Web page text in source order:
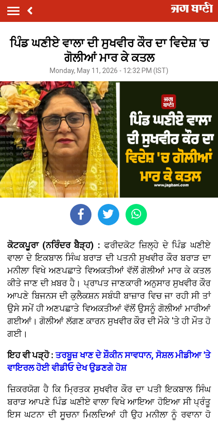
ਪਿੰਡ ਘਣੀਏ ਵਾਲਾ ਦੀ ਸੁਖਵੀਰ ਕੌਰ ਦਾ ਵਿਦੇਸ਼ 'ਚ
ਗੋਲੀਆਂ ਮਾਰ ਕੇ ਕਤਲ
Monday, May 11, 2026 - 12:32 PM (IST)
ਕੋਟਕਪੂਰਾ (ਨਰਿੰਦਰ ਬੈੜ੍ਹ) : ਫਰੀਦਕੋਟ ਜ਼ਿਲ੍ਹੇ ਦੇ ਪਿੰਡ ਘਣੀਏ
ਵਾਲਾ ਦੇ ਇਕਬਾਲ ਸਿੰਘ ਬਰਾੜ ਦੀ ਪਤਨੀ ਸੁਖਵੀਰ ਕੌਰ ਬਰਾੜ ਦਾ
ਮਨੀਲਾ ਵਿਖੇ ਅਣਪਛਾਤੇ ਵਿਅਕਤੀਆਂ ਵੱਲੋਂ ਗੋਲੀਆਂ ਮਾਰ ਕੇ ਕਤਲ
ਕੀਤੇ ਜਾਣ ਦੀ ਖ਼ਬਰ ਹੈ। ਪ੍ਰਾਪਤ ਜਾਣਕਾਰੀ ਅਨੁਸਾਰ ਸੁਖਵੀਰ ਕੌਰ
ਆਪਣੇ ਬਿਜਨਸ ਦੀ ਕੁਲੈਕਸ਼ਨ ਸਬੰਧੀ ਬਾਜ਼ਾਰ ਵਿਚ ਜਾ ਰਹੀ ਸੀ ਤਾਂ
ਉਸੇ ਸਮੇਂ ਹੀ ਅਣਪਛਾਤੇ ਵਿਅਕਤੀਆਂ ਵੱਲੋਂ ਉਸਨੂੰ ਗੋਲੀਆਂ ਮਾਰੀਆਂ
ਗਈਆਂ। ਗੋਲੀਆਂ ਲੱਗਣ ਕਾਰਨ ਸੁਖਵੀਰ ਕੌਰ ਦੀ ਮੌਕੇ 'ਤੇ ਹੀ ਮੌਤ ਹੋ
ਗਈ।
ਇਹ ਵੀ ਪੜ੍ਹੋ :ਤਰਬੂਜ਼ ਖਾਣ ਦੇ ਸ਼ੌਕੀਨ ਸਾਵਧਾਨ, ਸੋਸ਼ਲ ਮੀਡੀਆ 'ਤੇ
ਵਾਇਰਲ ਹੋਈ ਵੀਡੀਓ ਦੇਖ ਉਡਣਗੇ ਹੋਸ਼
ਜ਼ਿਕਰਯੋਗ ਹੈ ਕਿ ਮ੍ਰਿਤਕ ਸੁਖਵੀਰ ਕੌਰ ਦਾ ਪਤੀ ਇਕਬਾਲ ਸਿੰਘ
ਬਰਾੜ ਆਪਣੇ ਪਿੰਡ ਘਣੀਏ ਵਾਲਾ ਵਿਖੇ ਆਇਆ ਹੋਇਆ ਸੀ ਪ੍ਰੰਤੂ
ਇਸ ਘਟਨਾ ਦੀ ਸੂਚਨਾ ਮਿਲਦਿਆਂ ਹੀ ਉਹ ਮਨੀਲਾ ਨੂੰ ਰਵਾਨਾ ਹੋ